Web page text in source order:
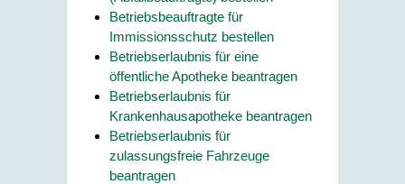
Betriebsbeauftragte für
Immissionsschutz bestellen
Betriebserlaubnis für eine
öffentliche Apotheke beantragen
Betriebserlaubnis für
Krankenhausapotheke beantragen
Betriebserlaubnis für
zulassungsfreie Fahrzeuge
beantragen